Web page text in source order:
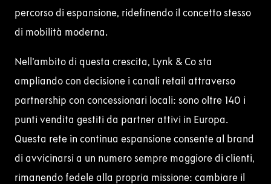
percorso di espansione, ridefinendo il concetto stesso
di mobilità moderna.
Nell’ambito di questa crescita, Lynk & Co sta
ampliando con decisione i canali retail attraverso
partnership con concessionari locali: sono oltre 140 i
punti vendita gestiti da partner attivi in Europa.
Questa rete in continua espansione consente al brand
di avvicinarsi a un numero sempre maggiore di clienti,
rimanendo fedele alla propria missione: cambiare il